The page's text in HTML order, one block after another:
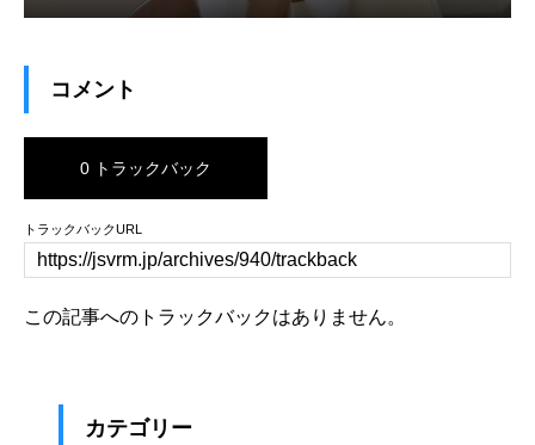
コメント
0 トラックバック
トラックバックURL
この記事へのトラックバックはありません。
カテゴリー